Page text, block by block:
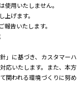
使用いたしません。
げます。
告いたします。
」に基づき、カスタマーハ
応いたします。また、本方
関われる環境づくりに努め